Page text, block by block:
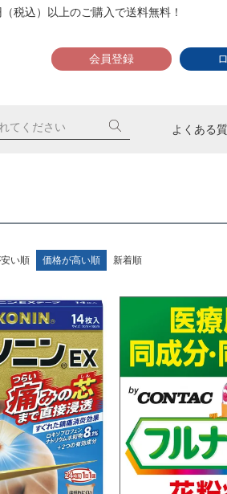
税込）以上のご購入で送料無料！
会員登録
よくある
い順 価格が高い順 新着順